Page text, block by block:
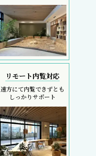
リモート内覧対応
遠方にて内覧できずとも
しっかりサポート